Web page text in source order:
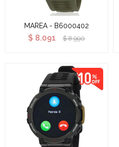
MAREA - B6000402
$ 8.091 $ 8.990